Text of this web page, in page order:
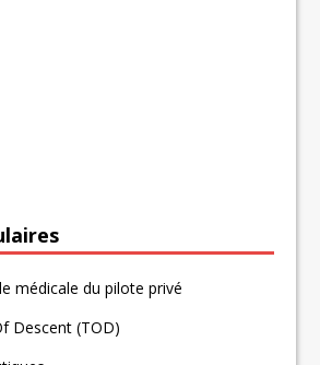
médicale du pilote privé
Descent (TOD)